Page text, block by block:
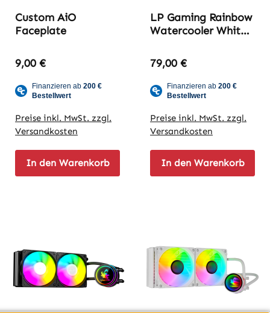
Custom AiO
Faceplate
Regulärer Preis:
9,00 €
Preise inkl. MwSt. zzgl.
Versandkosten
In den Warenkorb
LP Gaming Rainbow
Watercooler White
Regulärer Preis:
79,00 €
Preise inkl. MwSt. zzgl.
Versandkosten
In den Warenkorb